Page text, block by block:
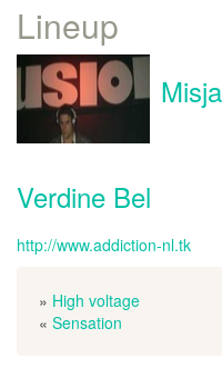
Lineup
Verdine Bel
http://www.addiction-nl.tk
» High voltage
« Sensation